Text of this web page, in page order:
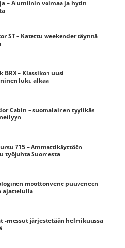
– Alumiinin voimaa ja hytin
ST – Katettu weekender täynnä
BRX – Klassikon uusi
luku alkaa
Cabin – suomalainen tyylikäs
715 – Ammattikäyttöön
työjuhta Suomesta
moottorivene puuveneen
ajattelulla
-messut järjestetään helmikuussa